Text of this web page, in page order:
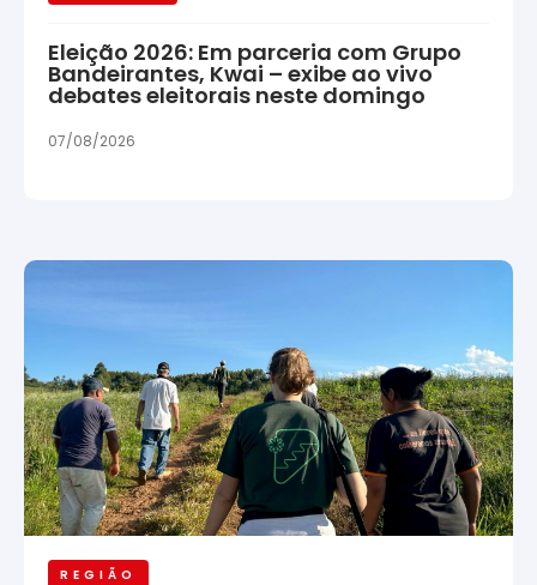
Eleição 2026: Em parceria com Grupo
Bandeirantes, Kwai – exibe ao vivo
debates eleitorais neste domingo
07/08/2026
REGIÃO